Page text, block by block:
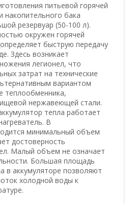
питьевой горячей
накопительного бака
резервуар (50-100 л).
окружен горячей
быструю передачу
Здесь возникает
легионел, что
затрат на технические
вариантом
теплообменника,
нержавеющей стали.
тепла работает
В
минимальный объем
достоверность
Малый объем не означает
Большая площадь
в аккумуляторе позволяют
холодной воды к